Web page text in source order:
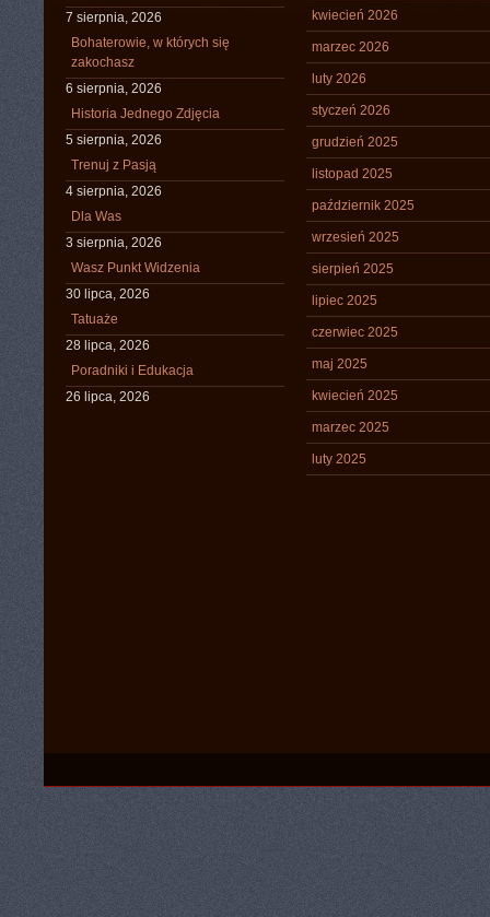
7 sierpnia, 2026
Bohaterowie, w których się
zakochasz
6 sierpnia, 2026
Historia Jednego Zdjęcia
5 sierpnia, 2026
Trenuj z Pasją
4 sierpnia, 2026
Dla Was
3 sierpnia, 2026
Wasz Punkt Widzenia
30 lipca, 2026
Tatuaże
28 lipca, 2026
Poradniki i Edukacja
26 lipca, 2026
kwiecień 2026
marzec 2026
luty 2026
styczeń 2026
grudzień 2025
listopad 2025
październik 2025
wrzesień 2025
sierpień 2025
lipiec 2025
czerwiec 2025
maj 2025
kwiecień 2025
marzec 2025
luty 2025